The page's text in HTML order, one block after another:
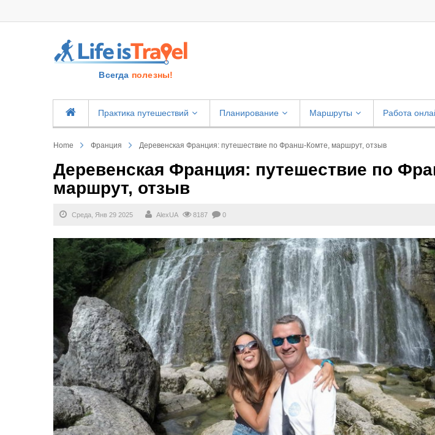
Всегда полезны!
Практика путешествий Планирование Маршруты Работа
Home Франция Деревенская Франция: путешествие по Франш-Комте, маршрут, отзыв
Деревенская Франция: путешествие по
маршрут, отзыв
Среда, Янв 29 2025 AlexUA 8187 0